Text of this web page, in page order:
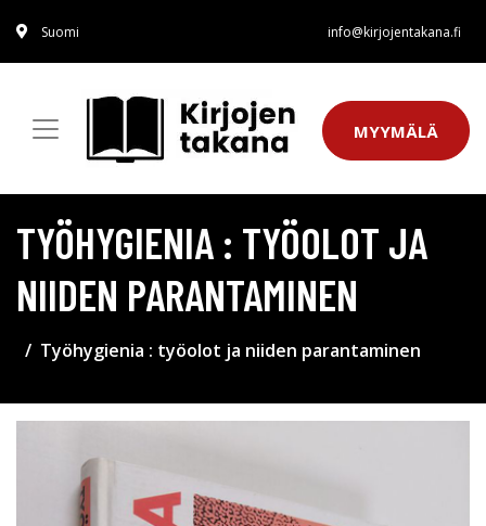
Suomi info@kirjojentakana.fi
MYYMÄLÄ
TYÖHYGIENIA : TYÖOLOT JA
NIIDEN PARANTAMINEN
Työhygienia : työolot ja niiden parantaminen